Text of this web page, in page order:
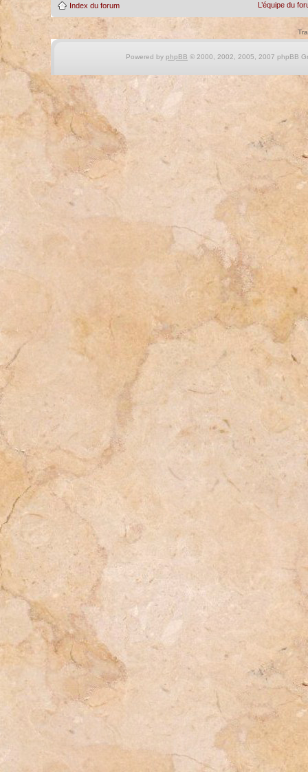
Index du forum L’équipe du
Powered by phpBB © 2000, 2002, 2005, 2007 phpBB